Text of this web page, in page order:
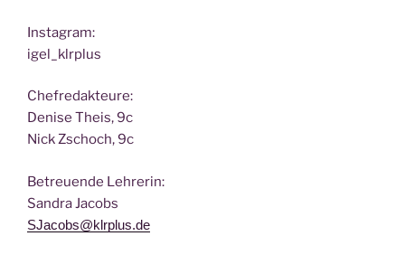
Insta­gram:
igel_klrplus
Chef­re­dak­teu­re:
Deni­se Theis, 9c
Nick Zscho­ch, 9c
Betreu­en­de Lehrerin:
San­dra Jacobs
SJacobs@klrplus.de